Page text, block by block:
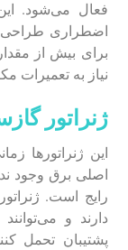
فعال می‌شود.
اضطراری
برای بیش از
نیاز به تعمیرات
ژنراتور
این ژنراتور‌ها
اصلی برق وجود
رایج است.
دارند و
پشتیبان تحمل